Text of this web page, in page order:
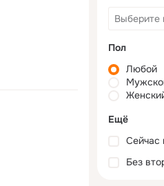
Пол
Любой
Ещё
Сейчас
Без